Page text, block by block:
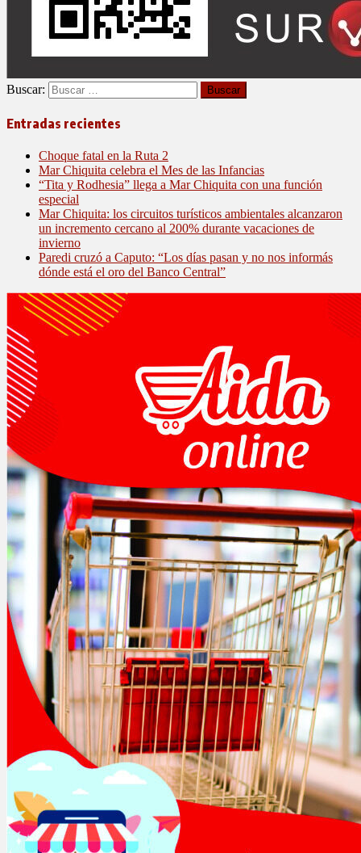
Buscar:
Entradas recientes
Choque fatal en la Ruta 2
Mar Chiquita celebra el Mes de las Infancias
“Tita y Rodhesia” llega a Mar Chiquita con una función
especial
Mar Chiquita: los circuitos turísticos ambientales alcanzaron
un incremento cercano al 200% durante vacaciones de
invierno
Paredi cruzó a Caputo: “Los días pasan y no nos informás
dónde está el oro del Banco Central”